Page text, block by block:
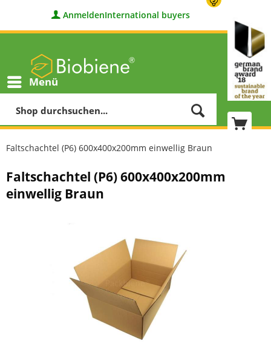
AnmeldenInternational buyers
Menü
Faltschachtel (P6) 600x400x200mm einwellig Braun
Faltschachtel (P6) 600x400x200mm
einwellig Braun